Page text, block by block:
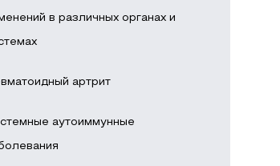
в различных органах и
артрит
аутоиммунные